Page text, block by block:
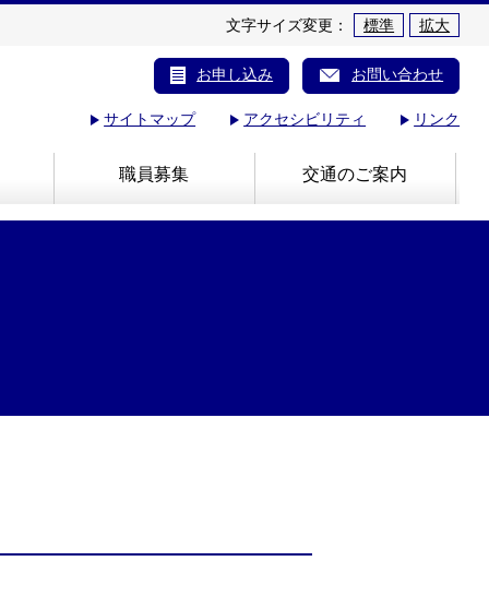
文字サイズ変更： 標準 拡大
お申し込み お問い合わせ
サイトマップ アクセシビリティ リンク
職員募集 交通のご案内